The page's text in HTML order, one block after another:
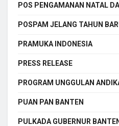
POS PENGAMANAN NATAL
POSPAM JELANG TAHUN
PRAMUKA INDONESIA
PRESS RELEASE
PROGRAM UNGGULAN
PUAN PAN BANTEN
PULKADA GUBERNUR